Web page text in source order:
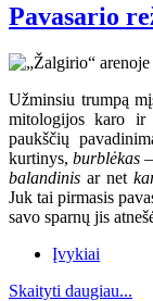
Pavasario
Užminsiu trumpą
mitologijos karo ir
paukščių
kurtinys,burblėkas
balandinisar net
Juk tai pirmasis
savo sparnų jis
Įvykiai
Skaityti daugiau...